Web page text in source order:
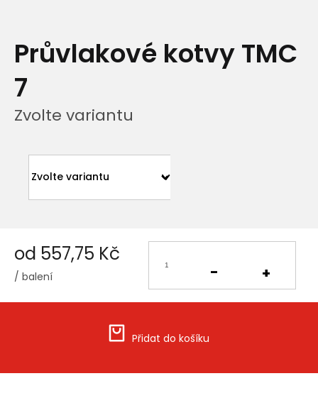
Průvlakové kotvy TMC
7
Zvolte variantu
od 557,75 Kč
/ balení
cena:
Přidat do košíku